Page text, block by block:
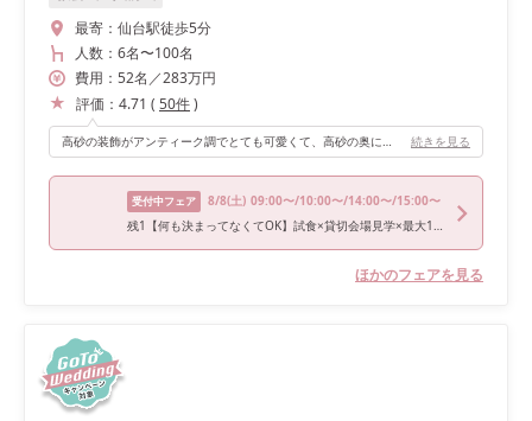
最寄： 仙台駅徒歩5分
人数： 6名〜100名
費用： 52名 ／283万円
評価： 4.71 ( 50件)
高砂の装飾がアンティーク調でとても可愛くて、高砂の奥に広がる仙台市を一望できる景色も開放感があってよかったです！ オープンキッチンもゲストに好評でした💓 続きを見る
受付中フェア 8/8(土) 09:00〜/10:00〜/14:00〜/15:00〜
残1【何も決まってなくてOK】試食×貸切会場見学×最大100万特典
ほかのフェアを見る